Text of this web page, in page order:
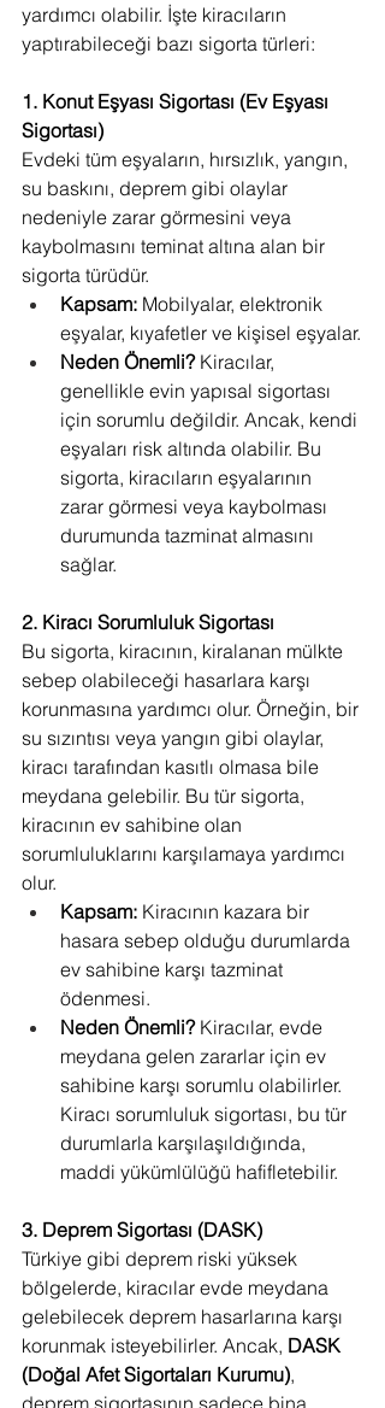
yardımcı olabilir. İşte kiracıların
yaptırabileceği bazı sigorta türleri:
1. Konut Eşyası Sigortası (Ev Eşyası
Sigortası)
Evdeki tüm eşyaların, hırsızlık, yangın,
su baskını, deprem gibi olaylar
nedeniyle zarar görmesini veya
kaybolmasını teminat altına alan bir
sigorta türüdür.
Kapsam: Mobilyalar, elektronik
eşyalar, kıyafetler ve kişisel eşyalar.
Neden Önemli? Kiracılar,
genellikle evin yapısal sigortası
için sorumlu değildir. Ancak, kendi
eşyaları risk altında olabilir. Bu
sigorta, kiracıların eşyalarının
zarar görmesi veya kaybolması
durumunda tazminat almasını
sağlar.
2. Kiracı Sorumluluk Sigortası
Bu sigorta, kiracının, kiralanan mülkte
sebep olabileceği hasarlara karşı
korunmasına yardımcı olur. Örneğin, bir
su sızıntısı veya yangın gibi olaylar,
kiracı tarafından kasıtlı olmasa bile
meydana gelebilir. Bu tür sigorta,
kiracının ev sahibine olan
sorumluluklarını karşılamaya yardımcı
olur.
Kapsam: Kiracının kazara bir
hasara sebep olduğu durumlarda
ev sahibine karşı tazminat
ödenmesi.
Neden Önemli? Kiracılar, evde
meydana gelen zararlar için ev
sahibine karşı sorumlu olabilirler.
Kiracı sorumluluk sigortası, bu tür
durumlarla karşılaşıldığında,
maddi yükümlülüğü hafifletebilir.
3. Deprem Sigortası (DASK)
Türkiye gibi deprem riski yüksek
bölgelerde, kiracılar evde meydana
gelebilecek deprem hasarlarına karşı
korunmak isteyebilirler. Ancak, DASK
(Doğal Afet Sigortaları Kurumu),
deprem sigortasının sadece bina